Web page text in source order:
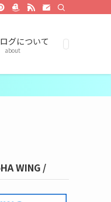
グについて
about
WING /